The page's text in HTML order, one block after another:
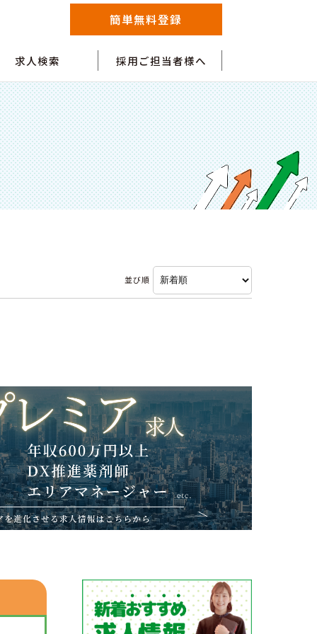
簡単無料登録
求人検索 採用ご担当者様へ
並び順